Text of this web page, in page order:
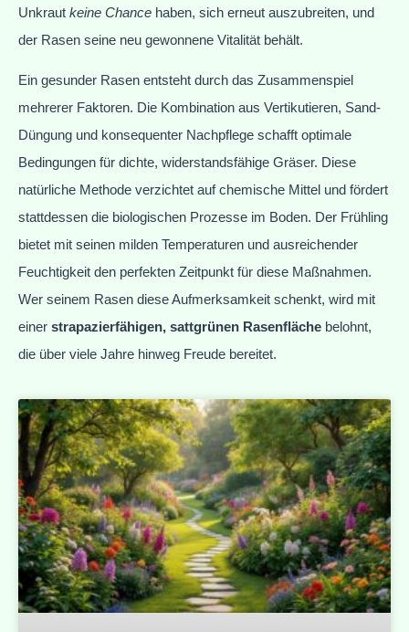
Unkraut keine Chance haben, sich erneut auszubreiten, und
der Rasen seine neu gewonnene Vitalität behält.
Ein gesunder Rasen entsteht durch das Zusammenspiel
mehrerer Faktoren. Die Kombination aus Vertikutieren, Sand-
Düngung und konsequenter Nachpflege schafft optimale
Bedingungen für dichte, widerstandsfähige Gräser. Diese
natürliche Methode verzichtet auf chemische Mittel und fördert
stattdessen die biologischen Prozesse im Boden. Der Frühling
bietet mit seinen milden Temperaturen und ausreichender
Feuchtigkeit den perfekten Zeitpunkt für diese Maßnahmen.
Wer seinem Rasen diese Aufmerksamkeit schenkt, wird mit
einer strapazierfähigen, sattgrünen Rasenfläche belohnt,
die über viele Jahre hinweg Freude bereitet.